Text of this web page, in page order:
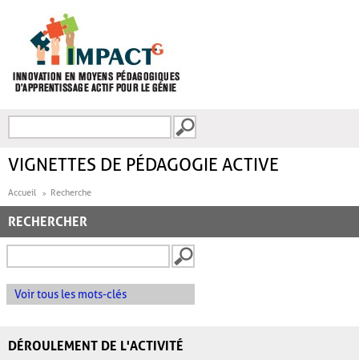
FORMULAIRE DE
VIGNETTES DE PÉDAGOGIE ACTIVE
Accueil Recherche
RECHERCHER
Voir tous les mots-clés
DÉROULEMENT DE L'ACTIVITÉ